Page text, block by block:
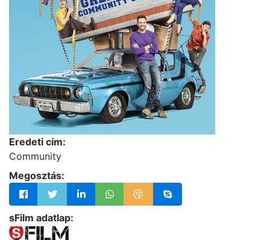
Eredeti cím:
Community
Megosztás:
sFilm adatlap: